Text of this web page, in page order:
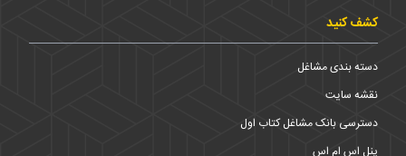
کشف کنید
دسته بندی مشاغل
نقشه سایت
دسترسی بانک مشاغل کتاب اول
پنل اس ام اس